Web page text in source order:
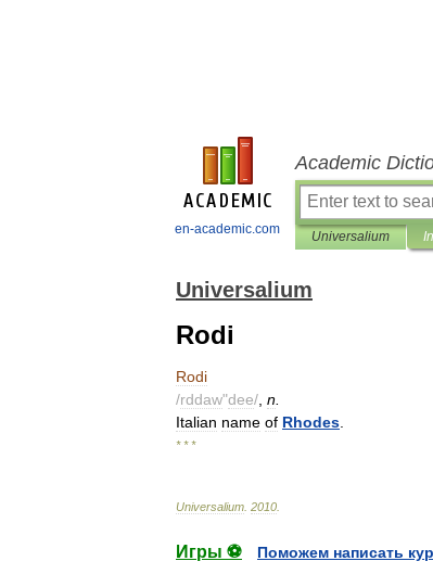
en-academic.com
Academic
Universalium
Universalium
Rodi
Rodi
/rddaw"dee/ n
Italian name of Rhodes
* * *
Universalium 2010
Игры ⚽
Поможем написать